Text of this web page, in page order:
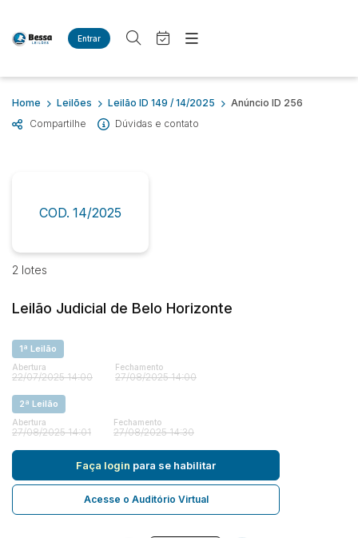
Entrar
Criar conta Entrar
Site
Agenda
Quem Somos
Imóveis
Busca por palavra-chave
Bairro
Judiciais Extrajudiciais
R$
Quem Somos
Home Leilões Leilão ID 149 / 14/2025
Anúncio ID 256
Compartilhe
Dúvidas e contato
COD. 14/2025
2 lotes
Leilão Judicial de Belo Horizonte
1ª Leilão
Abertura
22/07/2025 14:00
Fechamento
27/08/2025 14:00
2ª Leilão
Abertura
27/08/2025 14:01
Fechamento
27/08/2025 14:30
Faça login para se habilitar
Acesse o Auditório Virtual